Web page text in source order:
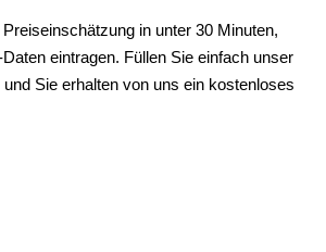
in unter 30 Minuten,
eintragen. Füllen Sie einfach unser
Sie erhalten von uns ein kostenloses